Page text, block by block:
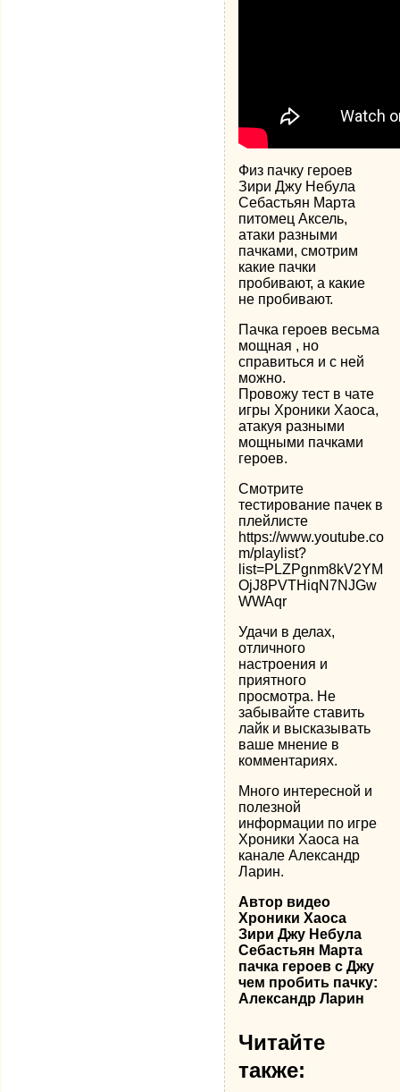
Физ пачку героев
Зири Джу Небула
Себастьян Марта
питомец Аксель,
атаки разными
пачками, смотрим
какие пачки
пробивают, а какие
не пробивают.
Пачка героев весьма
мощная , но
справиться и с ней
можно.
Провожу тест в чате
игры Хроники Хаоса,
атакуя разными
мощными пачками
героев.
Смотрите
тестирование пачек в
плейлисте
https://www.youtube.co
m/playlist?
list=PLZPgnm8kV2YM
OjJ8PVTHiqN7NJGw
WWAqr
Удачи в делах,
отличного
настроения и
приятного
просмотра. Не
забывайте ставить
лайк и высказывать
ваше мнение в
комментариях.
Много интересной и
полезной
информации по игре
Хроники Хаоса на
канале Александр
Ларин.
Автор видео
Хроники Хаоса
Зири Джу Небула
Себастьян Марта
пачка героев с Джу
чем пробить пачку:
Александр Ларин
Читайте
также: